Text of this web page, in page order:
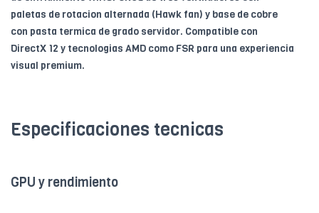
paletas de rotacion alternada (Hawk fan) y base de cobre
con pasta termica de grado servidor. Compatible con
DirectX 12 y tecnologias AMD como FSR para una experiencia
visual premium.
Especificaciones tecnicas
GPU y rendimiento